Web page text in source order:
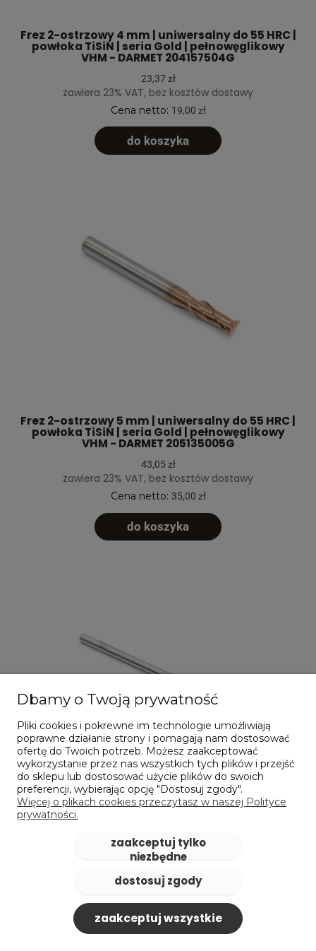
Frez 2-ostrzowy 4 mm | uniwersalny do 55 HRC |
powłoka TiSiN | seria Gold | pełnowęglikowy
VHM - DARMET 204157504G
23,37 zł
zawiera 23% VAT, bez kosztów dostawy
Cena netto: 19,00 zł
do koszyka
Frez 2-ostrzowy 5 mm | uniwersalny do 55 HRC |
powłoka TiSiN | seria Gold | pełnowęglikowy
VHM - DARMET 205135005G
43,05 zł
zawiera 23% VAT, bez kosztów dostawy
Cena netto: 35,00 zł
do koszyka
Frez 2-ostrzowy 5 mm | uniwersalny do 55 HRC |
powłoka TiSiN | seria Gold | pełnowęglikowy
43,05 zł
zawiera 23% VAT, bez kosztów dostawy
Cena netto:35,00 zł
do koszyka
Dbamy o Twoją prywatność
Pliki cookies i pokrewne im technologie umożliwiają
poprawne działanie strony i pomagają nam dostosować
ofertę do Twoich potrzeb. Możesz zaakceptować
wykorzystanie przez nas wszystkich tych plików i przejść
do sklepu lub dostosować użycie plików do swoich
preferencji, wybierając opcję "Dostosuj zgody".
Więcej o plikach cookies przeczytasz w naszej Polityce
prywatności.
zaakceptuj tylko
niezbędne
dostosuj zgody
zaakceptuj wszystkie